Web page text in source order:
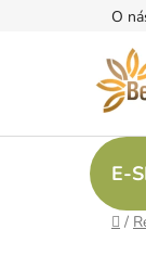
O
E-
/